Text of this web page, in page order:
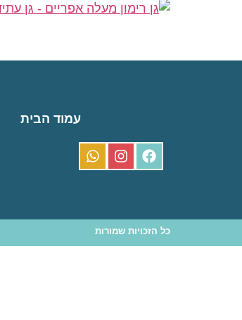
עמוד הבית
כל הזכויות שמורות